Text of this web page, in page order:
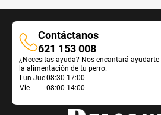
Contáctanos
Contáctanos
621 153 008
¿Necesitas ayuda? Nos encantará
la alimentación de tu perro.
Öffnungszeiten
Lun-Jue08:30-17:00
Vie
08:00-14:00